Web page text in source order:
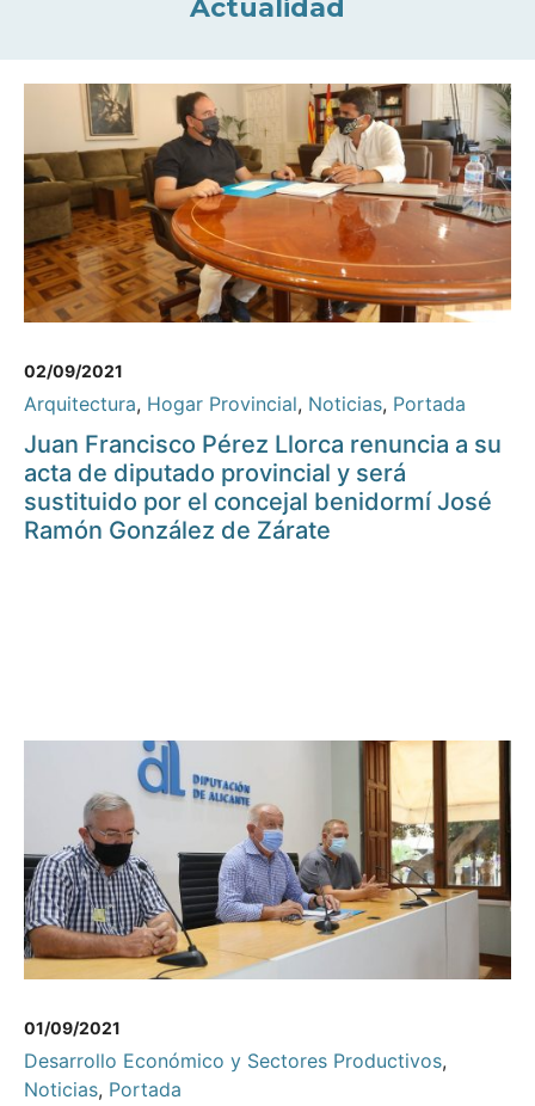
Actualidad
02/09/2021
Arquitectura, Hogar Provincial, Noticias, Portada
Juan Francisco Pérez Llorca renuncia a su
acta de diputado provincial y será
sustituido por el concejal benidormí José
Ramón González de Zárate
01/09/2021
Desarrollo Económico y Sectores Productivos,
Noticias, Portada